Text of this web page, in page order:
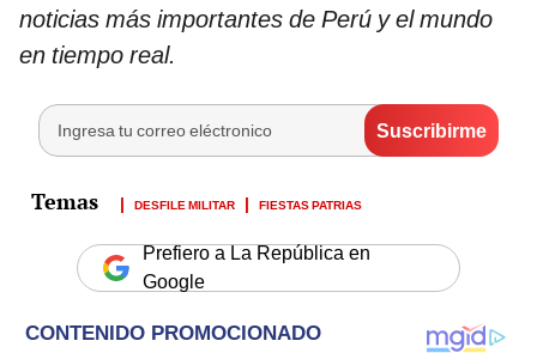
noticias más importantes de Perú y el mundo
en tiempo real.
DESFILE MILITAR FIESTAS PATRIAS
Prefiero a La República en
Google